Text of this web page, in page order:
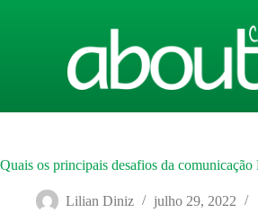
Quais os principais desafios da
Lilian Diniz
julho 29, 2022